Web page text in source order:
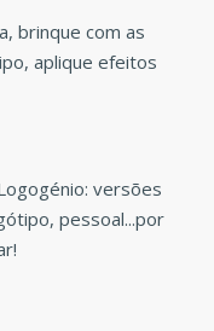
brinque com as
aplique efeitos
versões
pessoal...por